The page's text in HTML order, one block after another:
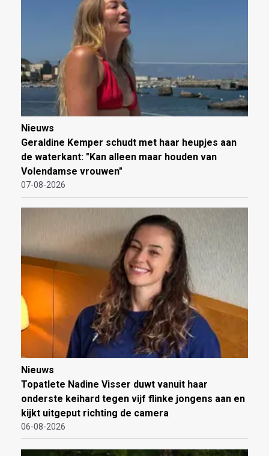
Nieuws
Geraldine Kemper schudt met haar heupjes aan
de waterkant: "Kan alleen maar houden van
Volendamse vrouwen"
07-08-2026
Nieuws
Topatlete Nadine Visser duwt vanuit haar
onderste keihard tegen vijf flinke jongens aan en
kijkt uitgeput richting de camera
06-08-2026